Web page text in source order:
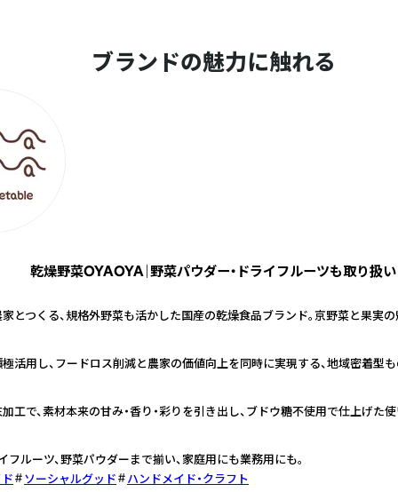
ブランドの魅力に触れる
乾燥野菜OYAOYA｜野菜パウダー・ドライフルーツも取り扱い
とつくる、規格外野菜も活かした国産の乾燥食品ブランド。京野菜と果実の
活用し、フードロス削減と農家の価値向上を同時に実現する、地域密着型も
工で、素材本来の甘み・香り・彩りを引き出し、ブドウ糖不使用で仕上げた
フルーツ、野菜パウダーまで揃い、家庭用にも業務用にも。
ソーシャルグッド
ハンドメイド・クラフト